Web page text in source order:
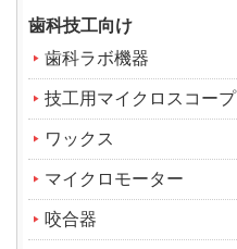
歯科技工向け
歯科ラボ機器
技工用マイクロスコープ
ワックス
マイクロモーター
咬合器